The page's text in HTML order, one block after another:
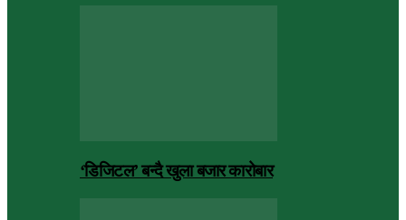
‘डिजिटल’ बन्दै खुला बजार कारोबार